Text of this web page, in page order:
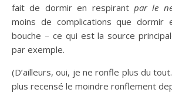
fait de dormir en respirant par le
moins de complications que dormir
bouche – ce qui est la source
par exemple.
(D’ailleurs, oui, je ne ronfle plus du
plus recensé le moindre ronflement